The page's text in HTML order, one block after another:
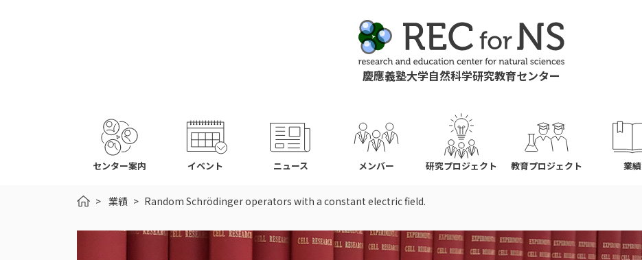
慶應義塾大学自然科学研究教育センター
センター案内 イベント ニュース メンバー 研究プロジェクト 教育プロジェクト 業績
HOME業績 Random Schrödinger operators with a constant electric field.